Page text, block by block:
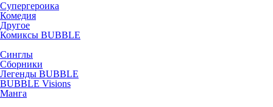
Супергероика
Комедия
Другое
Комиксы BUBBLE
Синглы
Сборники
Легенды BUBBLE
BUBBLE Visions
Манга